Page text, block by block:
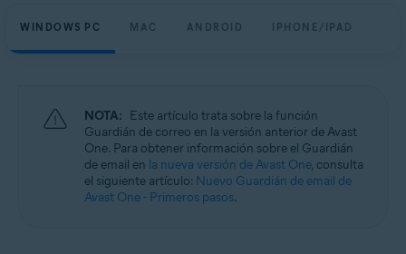
Avast One
WINDOWS PC MAC ANDROID IPHONE/IPAD
NOTA: Este artículo trata sobre la función
Guardián de correo en la versión anterior de Avast
One. Para obtener información sobre el Guardián
de email en la nueva versión de Avast One, consulta
el siguiente artículo: Nuevo Guardián de email de
Avast One - Primeros pasos.